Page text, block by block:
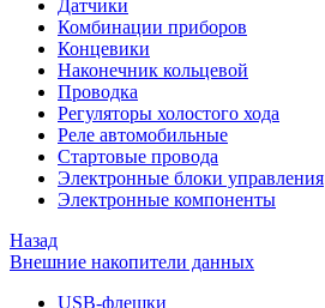
Датчики
Комбинации приборов
Концевики
Наконечник кольцевой
Проводка
Регуляторы холостого хода
Реле автомобильные
Стартовые провода
Электронные блоки управления
Электронные компоненты
Назад
Внешние накопители данных
USB-флешки